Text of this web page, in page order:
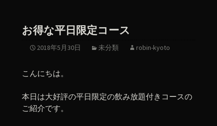
お得な平日限定コース
2018年5月30日 未分類 robin-kyoto
こんにちは。
本日は大好評の平日限定の飲み放題付きコースの
ご紹介です。